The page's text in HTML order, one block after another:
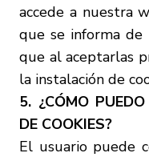
accede a nuestra
que se informa de
que al aceptarlas
la instalación de
5. ¿CÓMO
DE COOKIES?
El usuario puede